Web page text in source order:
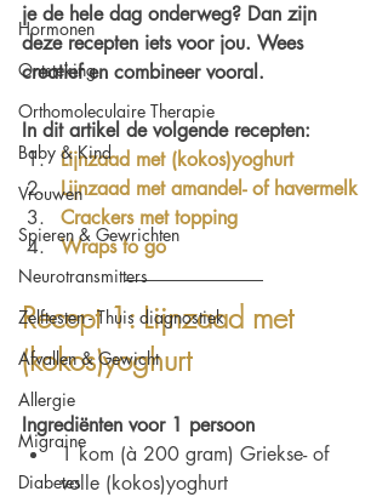
Hormonen
Ontsteking
Orthomoleculaire Therapie
Baby & Kind
Vrouwen
Spieren & Gewrichten
Neurotransmitters
Zelftesten - Thuis diagnostiek
Afvallen & Gewicht
Allergie
Migraine
Diabetes
je de hele dag onderweg? Dan zijn
deze recepten iets voor jou. Wees
creatief en combineer vooral.
In dit artikel de volgende recepten:
Lijnzaad met (kokos)yoghurt
Lijnzaad met amandel- of havermelk
Crackers met topping
Wraps to go
Recept 1: Lijnzaad met
(kokos)yoghurt
Ingrediënten voor 1 persoon
1 kom (à 200 gram) Griekse- of
volle (kokos)yoghurt